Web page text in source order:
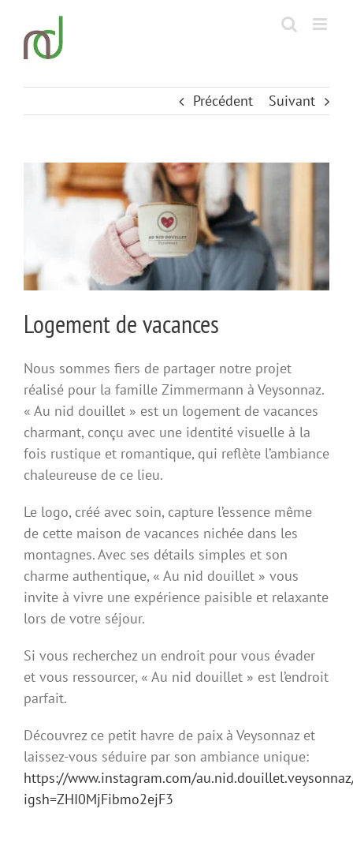
contenu
Précédent Suivant
View
Larger
Logement de vacances
Nous sommes fiers de partager notre projet
réalisé pour la famille Zimmermann à Veysonnaz.
« Au nid douillet » est un logement de vacances
charmant, conçu avec une identité visuelle à la
fois rustique et romantique, qui reflète l’ambiance
chaleureuse de ce lieu.
Le logo, créé avec soin, capture l’essence même
de cette maison de vacances nichée dans les
montagnes. Avec ses détails simples et son
charme authentique, « Au nid douillet » vous
invite à vivre une expérience paisible et relaxante
lors de votre séjour.
Si vous recherchez un endroit pour vous évader
et vous ressourcer, « Au nid douillet » est l’endroit
parfait.
Découvrez ce petit havre de paix à Veysonnaz et
laissez-vous séduire par son ambiance unique:
https://www.instagram.com/
igsh=ZHI0MjFibmo2ejF3